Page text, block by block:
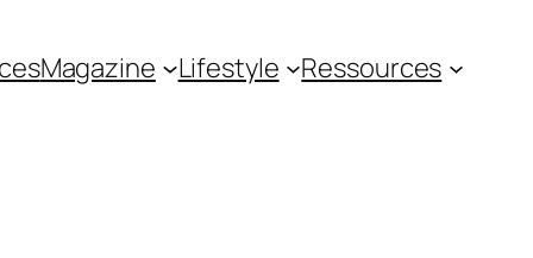
Magazine Lifestyle Ressources